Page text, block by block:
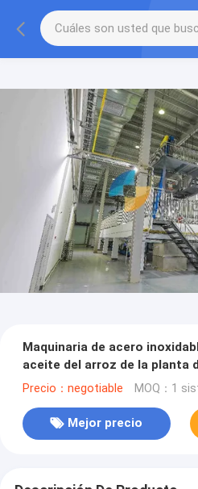
Maquinaria de acero
aceite del arroz de la planta
semilla oleaginosa
Precio：negotiable MOQ：1
Mejor precio